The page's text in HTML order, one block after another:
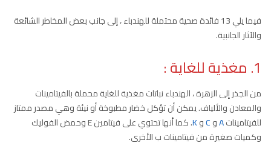
فيما يلي 13 فائدة صحية محتملة للهندباء ، إلى جانب بعض المخاطر الشائعة
والآثار الجانبية.
1. مغذية للغاية :
من الجذر إلى الزهرة ، الهندباء نباتات مغذية للغاية محملة بالفيتامينات
والمعادن والألياف. يمكن أن تؤكل خضار مطبوخة أو نيئة وهي مصدر ممتاز
للفيتاميناتAوCوK
. كما أنها تحتوي على فيتامين E وحمض الفوليك
وكميات صغيرة من فيتامينات ب الأخرى.